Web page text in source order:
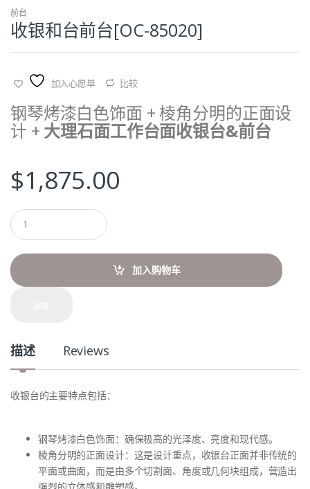
前台
收银和台前台[OC-85020]
加入心愿单 比较
钢琴烤漆白色饰面 + 棱角分明的正面设
计 + 大理石面工作台面收银台&前台
$1,875.00
Q
u
a
t
i
加入购物车
描述 Reviews
收银台的主要特点包括：
钢琴烤漆白色饰面：确保极高的光泽度、亮度和现代感。
棱角分明的正面设计：这是设计重点，收银台正面并非传统的
平面或曲面，而是由多个切割面、角度或几何块组成，营造出